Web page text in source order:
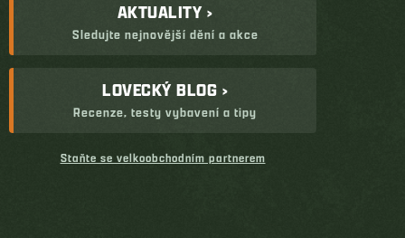
AKTUALITY ›
Sledujte nejnovější dění a akce
LOVECKÝ BLOG ›
Recenze, testy vybavení a tipy
Staňte se velkoobchodním partnerem